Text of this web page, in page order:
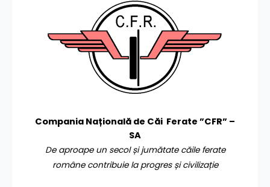
Compania Națională de Căi Ferate ”CFR” –
SA
De aproape un secol și jumătate căile ferate
române contribuie la progres și civilizație